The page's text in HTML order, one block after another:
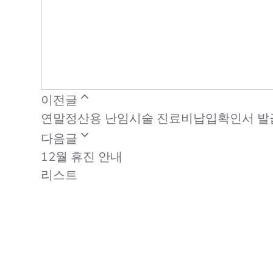
이전글 expand_less
연말정산용 난임시술 진료비납입확인서
다음글 expand_more
12월 휴진 안내
리스트